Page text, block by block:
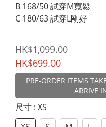
B 168/50 試穿M寬鬆
C 180/63 試穿L剛好
HK$1,099.00
HK$699.00
PRE-ORDER ITEMS
ARRIVE
尺寸 : XS